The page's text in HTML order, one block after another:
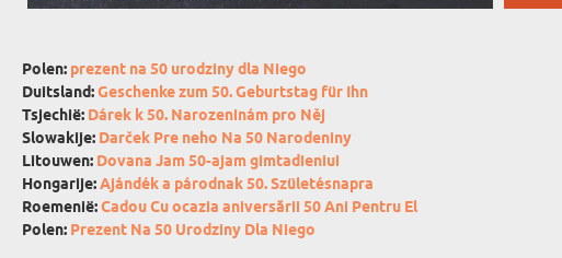
Polen: prezent na 50 urodziny dla Niego
Duitsland:Geschenke zum 50. Geburtstag für Ihn
Tsjechië: Dárek k 50. Narozeninám pro Něj
Slowakije: Darček Pre neho Na 50 Narodeniny
Litouwen: Dovana Jam 50-ajam gimtadieniui
Hongarije:Ajándék a párodnak 50. Születésnapra
Roemenië:Cadou Cu ocazia aniversării 50 Ani Pentru El
Polen: Prezent Na 50 Urodziny Dla Niego